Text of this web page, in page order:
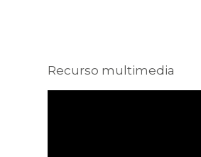
Recurso multimedia